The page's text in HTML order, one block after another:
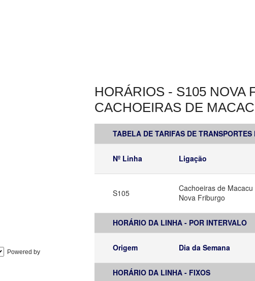
HORÁRIOS - S105 NOVA
CACHOEIRAS DE
TABELA DE TARIFAS DE TRANSPORTES
Nº Linha Ligação
S105
Cachoeiras de Macacu
Nova Friburgo
HORÁRIO DA LINHA - POR INTERVALO
Origem Dia da Semana
HORÁRIO DA LINHA - FIXOS
Powered by